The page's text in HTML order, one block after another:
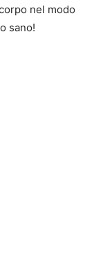
nel modo
sano!